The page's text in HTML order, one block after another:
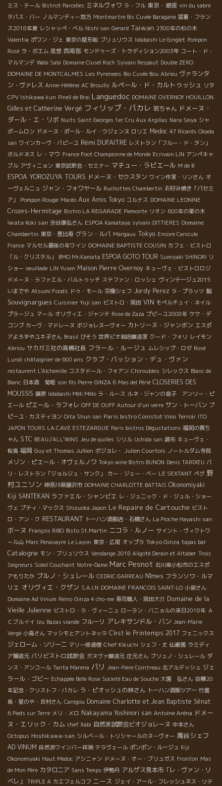
ミス・テール Bistrot Parcelles ミネルヴォワ ラ・フル 東京・銀座 vin du sabre
タパス・バー ノルマンディー地方 Montmartre Bis Cuvée Baragane 猛暑・フラン
ス2018年夏 レシャッペ・ベル Nishi san Gerard Taiwan 2300年の杉の木
Valentia ポワン・ジェ 東京の屋形船 ブリュリウス Iidabashi Le Ginglet Pompon
Rosé ラ・ボエム 思想 西南部 モンドゥーズ・トラディション2003年 コート・ド・
マルマンデ Wabi Sabi Domaine Clusel Roch Syivain Respaut Double ZERO
DOMAINE DE MONTCALMES Les Pyrenees Bio Cuvée Bou Abrieu ヴァランタ
ン・ヴァレス Anne-Hélène AC Brouilly ルペール・ド・カルトゥッシュ リタ
CPV Ishikawa kun Pinell de Brai Languedoc DOMAINE OVERNOY HOUILLON
Gilles et Catherine Vergé フィリップ・パカレ 岩ちゃん ドメーヌ・
ダール・エ・リボ Nuits Saint Georges 1er Cru Aux Argillas Nara Seiya シャ
ポームロン ドメーヌ・ポール・ルイ・ウジェンヌ ロリエ Medoc 47 Ricards Okada
san ワインカーヴ・パピーユ Rémi DUFAITRE レストラン「フルー・ド・タン」
ボルドネス レ・マウ France Foot Championne de Monde Ecrivain LIN アンペキャ
ブル アヴィニョン 東京試飲会・セミナー マチュー・ラピエール M de B
ESPOA YOROZUYA TOURS ドメーヌ・セクスタン ワイン作家・リンさん オ
ーヴェルニュ ジャン・フォワヤール Ruchottes Chambertin お好み焼き「パセミ
ア」
Pompon Rouge Macéo Aux Amis Tokyo コルナス DOMAINE LEONINE
Crozes-Hermitage Bistro LA REGARADE Piemonte リオン 600年の栗の木
Iwata Koki san 渋谷康弘さん ESPOA Kamataya sylvain DITTIERES Domaine
Chambertin 東京・恵比寿 グラン・ルパ Margaux Tokyo Encore Canicule
France マルセル最後の年ワイン DOMAINE BAPTISTE COUSIN カフェ・ビストロ
「ル・クリスタル」
BMO Mr.Kamata ESPOA GOTO TOUR Sumiyaki SHINORI リ
ショー oeuillade LIN Yusen Maison Pierre Overnoy キューヴェ・ビストロロジ
ドメーヌ・ラファエル・バルトゥッチ ステファン・ロッシェ ヴィンテージュ2015
いまでや Atsumi Foods ドゥ・モール 宗像シェフ Jordy Perez ラ・プラッツ 鮨
Souvignargues Cuisinier Yuji san ビストロ・岡田 VIN モペルチュイ・ネイル
プラージュ マール オリヴィエ・ジャンテ Rose de Zaza プピーユ2008年 ケケ・デ
コンブ カーヴ・マドレーヌ ボジョレヌーヴォー カトリーヌ・ジャンボン エスポ
アよろずやユキ子さん Brasil びそう 世界ビオ栽培醸造家 クード・フォリ レイモン
Abriou サカガミ社の高橋社長 フラール・ルージュ ムレシップ・ロゼ Rosé
Lundi châtaignier de 600 ans クラブ・パッション・デュ・ヴァン
restaurent L'Alchemille コスタドール・フォアン Chiroubles シレックス Blanc de
Blanc 日本酒 菊姫 son fils Pierre GINZA 6 Mas del Périé CLOSERIES DES
MOUSSIS 藤原 Iidabashi Méli Mélo ラ・ルース ルネ・ジャンの息子 アンリー・ピ
エール ピエール・ラフォレ OFF DE OUFF Autour d'un verre サン・トーバン プ
ピーユ・カスティヨン Oita Shun san Paris bistro Coinstot Vino Terroir ITO
JAPON TOURS LA CAVE ESTEZARGUE Paris bistros Dégustations 福岡の黄ち
ゃん STC BEAUJ'ALL'WINS Jeu de quilles シリル Uchida san 調布 キューヴェ・
桜島 福岡 Guy et Thomas Jullien ボジョレ・ Julien Courtois ノートルダム寺院
メゾン・ピエール・オヴェルノワ Tokyo wine Bistro BUNON Denis TARDIEU パ
リ・レストラン「ジョルジュ・サンク」
カー・ジェー・ベー LE SEXTANT ペグ 野
村ユニソン 神奈川県藤沢市 DOMAINE CHARLOTTE BATTAIS Okonomiyaki
Kiji SANTEKAN ラファエル・シャンピエ レ・ジュニック・ド・ジュル・ショー
ヴェ プティ・マックス Shizuoka Japon Le Repaire de Cartouche ビスト
ロ・アン・ク RESTAURANT トーハン酒販店・石橋さん La Pioche Hayashi san
ボーヌ François RIBO Bisto St.Martin ニコラ・ルノー サイント・ヴィクトワ
ール山 Marc Penavayre Le Layon 東京・広尾 オップラ Tokyo Ginza tapas bar
Catalogne モン・ブリュリウス Vendange 2018 Aligoté Derain et Altaber Trois
Seigneurs Soleil Couchant Notre-Dame Marc Pesnot 石川県小松市のエスポ
アもりたか ブルノ・シュレール CEDRIC GARREAU Nîmes フランソワ・ルマ
リエ オリヴィエ・クザン S.A.I.N DOMAINE FRANCOIS SAINT-LO 小泉さん
Domaine Ad Vinum Reino Ginza 4 cho-me 寿司職人・岡田大介 Domaine de la
Vieille Julienne ビストロ・ラ・ヴィーニュ ローラン・バニョルの来日2018年 Ａ
Ｃブルイイ Izu Bazas viande フルーリ アレキサンドル・バン Jean-Marie
Vergé 小島さん マッシモとアントネッラ C'est le Printemps 2017 フェニックス
ジェローム・ソリーニ マリー修道僧 Chef Kikuchi シェフ・丈 仙巌園 ラミディ
ア醸造元 パリビストロ試飲会 ガヌヴァ醸造元 庄元さん ブリュノ・シュレール ダ
ンス・アンコール Tanta Marena パリ Jean-Piere Cointreau 北アルデッシュ ジェ
ラール・ゴビー Echappée Belle Rose Societé Eau de Souche 大園 弘さん 収穫20
年記念・クリストフ・パカレ ラ・ピオッシュの林さん トーハン酒販ツアー 竹富
島・星のや・吉村さん Canigou Domaine Charlotte et Jean Baptiste Sénat
6 Pieds sur Terre メリ・メロ Nakayama Yoshinori san Antoine Aréna ドメー
ヌ・エリック・カム chef Xabi 自然派試飲会ビオジョレーヌ 中本さん
Octopus Hoshikawa-san シルベール・トリシャールのヌーヴォー 萬谷シェフ
AD VINUM 自然派ワインバー祥瑞 テラヴェール ポンポン・ルージュ Kiji
Okonomiyaki Haut Medoc アシニャン ドメーヌ・オー・ブリュガス Fronton Mas
de Mon Père カタロニア Sans Temps 伊勢丹 アルザス見本市「レ・ヴァン・リ
ベレ」
TRIPLE A カエフェルコフ ニース ジェイ・アール・フレッシュネス・リテ